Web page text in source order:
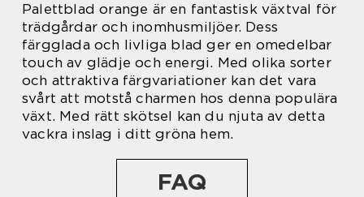
Palettblad orange är en fantastisk växtval för
trädgårdar och inomhusmiljöer. Dess
färgglada och livliga blad ger en omedelbar
touch av glädje och energi. Med olika sorter
och attraktiva färgvariationer kan det vara
svårt att motstå charmen hos denna populära
växt. Med rätt skötsel kan du njuta av detta
vackra inslag i ditt gröna hem.
FAQ